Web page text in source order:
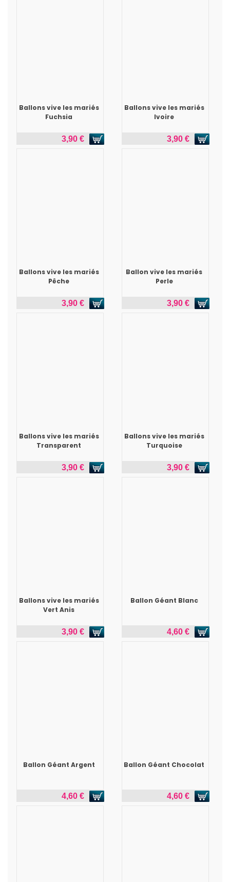
Ballons vive les mariés
Fuchsia
3,90 €
Ballons vive les mariés
Ivoire
3,90 €
Ballons vive les mariés
Pêche
3,90 €
Ballon vive les mariés
Perle
3,90 €
Ballons vive les mariés
Transparent
3,90 €
Ballons vive les mariés
Turquoise
3,90 €
Ballons vive les mariés
Vert Anis
3,90 €
Ballon Géant Blanc
4,60 €
Ballon Géant Argent
4,60 €
Ballon Géant Chocolat
4,60 €